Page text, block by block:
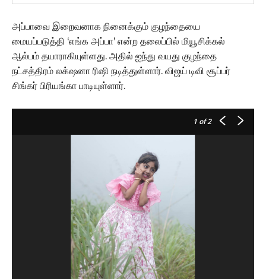
அப்பாவை இறைவனாக நினைக்கும் குழந்தையை
மையப்படுத்தி ‘எங்க அப்பா’ என்ற தலைப்பில் மியூசிக்கல்
ஆல்பம் தயாராகியுள்ளது. அதில் ஐந்து வயது குழந்தை
நட்சத்திரம் லக்‌ஷனா ரிஷி நடித்துள்ளார். விஜய் டிவி சூப்பர்
சிங்கர் பிரியங்கா பாடியுள்ளார்.
1 of 2